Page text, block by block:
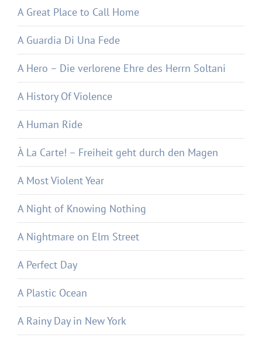
A Great Place to Call Home
A Guardia Di Una Fede
A Hero – Die verlorene Ehre des Herrn Soltani
A History Of Violence
A Human Ride
À La Carte! – Freiheit geht durch den Magen
A Most Violent Year
A Night of Knowing Nothing
A Nightmare on Elm Street
A Perfect Day
A Plastic Ocean
A Rainy Day in New York